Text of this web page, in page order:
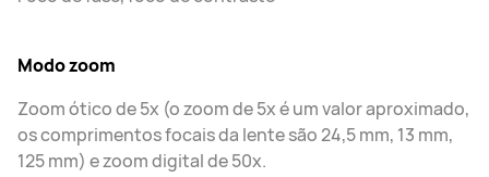
Modo zoom
Zoom ótico de 5x (o zoom de 5x é um valor aproximado,
os comprimentos focais da lente são 24,5 mm, 13 mm,
125 mm) e zoom digital de 50x.